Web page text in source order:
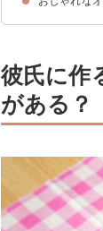
彼氏に作
がある？